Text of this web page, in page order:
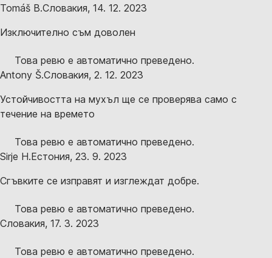
Tomáš B.Словакия, 14. 12. 2023
Изключително съм доволен
Това ревю е автоматично преведено.
Antony Š.Словакия, 2. 12. 2023
Устойчивостта на мухъл ще се проверява само с
течение на времето
Това ревю е автоматично преведено.
Sirje H.Естония, 23. 9. 2023
Сгъвките се изправят и изглеждат добре.
Това ревю е автоматично преведено.
Словакия, 17. 3. 2023
Това ревю е автоматично преведено.